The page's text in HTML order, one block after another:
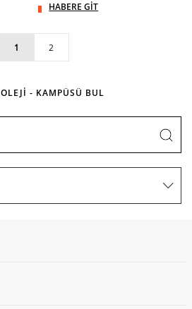
HABERE GİT
1 2
- KAMPÜSÜ BUL